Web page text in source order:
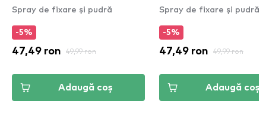
pentru ten gras Bright
Spray de fixare și pudră
-5%
47,49 ron 49,99 ron
Adaugă coș
Setting Spray – Dewy
Spray de fixare și pudră
-5%
47,49 ron 49,99 ron
Adaugă coș